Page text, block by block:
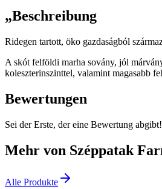
„Beschreibung
Ridegen tartott, öko gazdaságból
A skót felföldi marha sovány, jól
koleszterinszinttel, valamint magasabb
Bewertungen
Sei der Erste, der eine Bewertung abgibt!
Mehr von Széppatak
Alle Produkte